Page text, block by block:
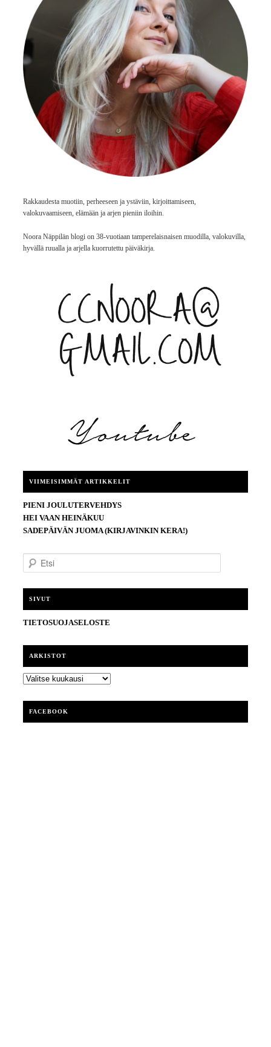
Rakkaudesta muotiin, perheeseen ja ystäviin, kirjoittamiseen,
valokuvaamiseen, elämään ja arjen pieniin iloihin.
Noora Näppilän blogi on 38-vuotiaan tamperelaisnaisen muodilla, valokuvilla,
hyvällä ruualla ja arjella kuorrutettu päiväkirja.
VIIMEISIMMÄT ARTIKKELIT
PIENI JOULUTERVEHDYS
HEI VAAN HEINÄKUU
SADEPÄIVÄN JUOMA (KIRJAVINKIN KERA!)
t
SIVUT
TIETOSUOJASELOSTE
ARKISTOT
ARKISTOT
FACEBOOK